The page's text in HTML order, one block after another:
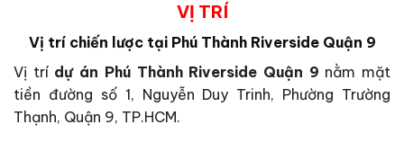
VỊ TRÍ
Vị trí chiến lược tại Phú Thành Riverside Quận 9
Vị trí dự án Phú Thành Riverside Quận 9 nằm mặt
tiền đường số 1, Nguyễn Duy Trinh, Phường Trường
Thạnh, Quận 9, TP.HCM.